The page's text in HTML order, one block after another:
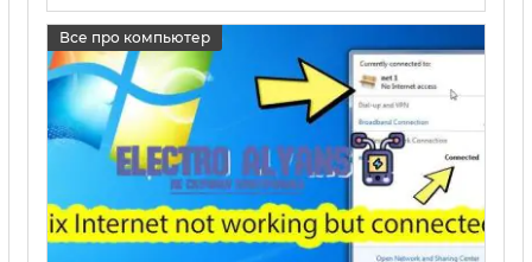
Все про компьютер